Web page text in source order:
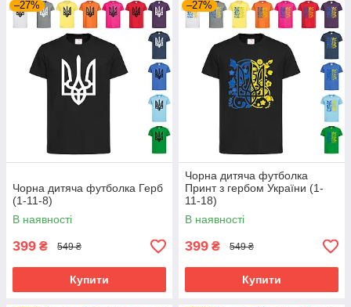
–27%
Чорна дитяча футболка Герб
(1-11-8)
В наявності
399 ₴ 549 ₴
Купити
–27%
Чорна дитяча футболка
Принт з гербом України (1-
11-18)
В наявності
399 ₴ 549 ₴
Купити